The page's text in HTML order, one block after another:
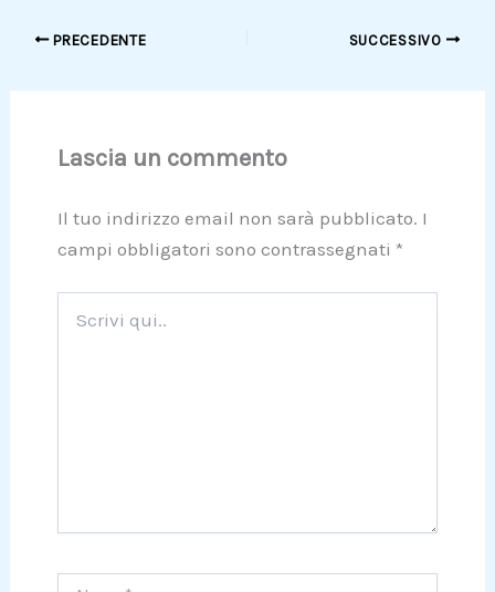
PRECEDENTE SUCCESSIVO
Lascia un commento
Il tuo indirizzo email non sarà pubblicato. I
campi obbligatori sono contrassegnati *
qui..